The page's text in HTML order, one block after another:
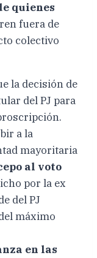
quienes
fuera de
colectivo
la decisión de
del PJ para
a la
mayoritaria
al voto
por la ex
del PJ
máximo
en las